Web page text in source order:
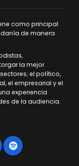
como principal
de manera
la mejor
el político,
el empresarial y el
experiencia
de la audiencia.